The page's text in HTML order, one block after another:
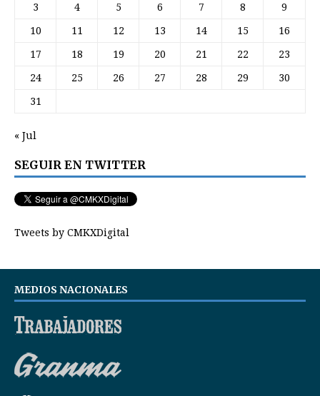
3 4 5 6 7 8 9
10 11 12 13 14 15 16
17 18 19 20 21 22 23
24 25 26 27 28 29 30
31
« Jul
SEGUIR EN TWITTER
Tweets by CMKXDigital
MEDIOS NACIONALES